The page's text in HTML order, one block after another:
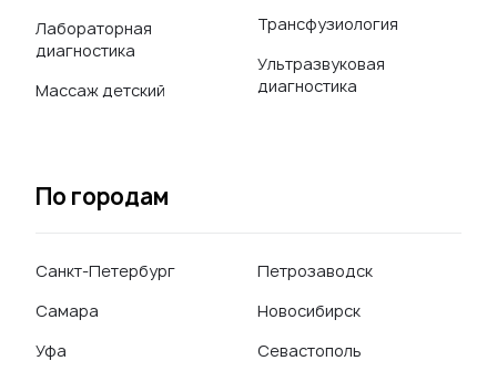
Лабораторная
диагностика
Массаж детский
Трансфузиология
Ультразвуковая
диагностика
По городам
Санкт-Петербург
Самара
Уфа
Петрозаводск
Новосибирск
Севастополь